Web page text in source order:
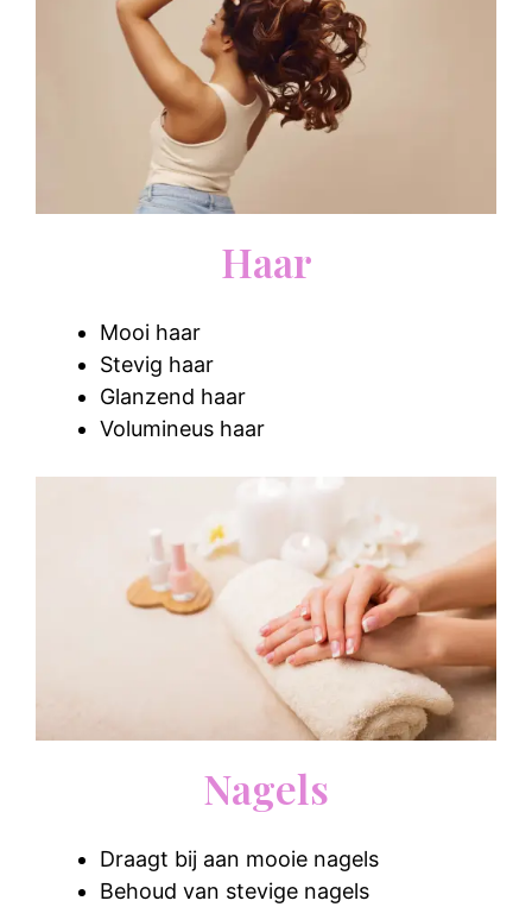
Haar
Mooi haar
Stevig haar
Glanzend haar
Volumineus haar
Nagels
Draagt bij aan mooie nagels
Behoud van stevige nagels